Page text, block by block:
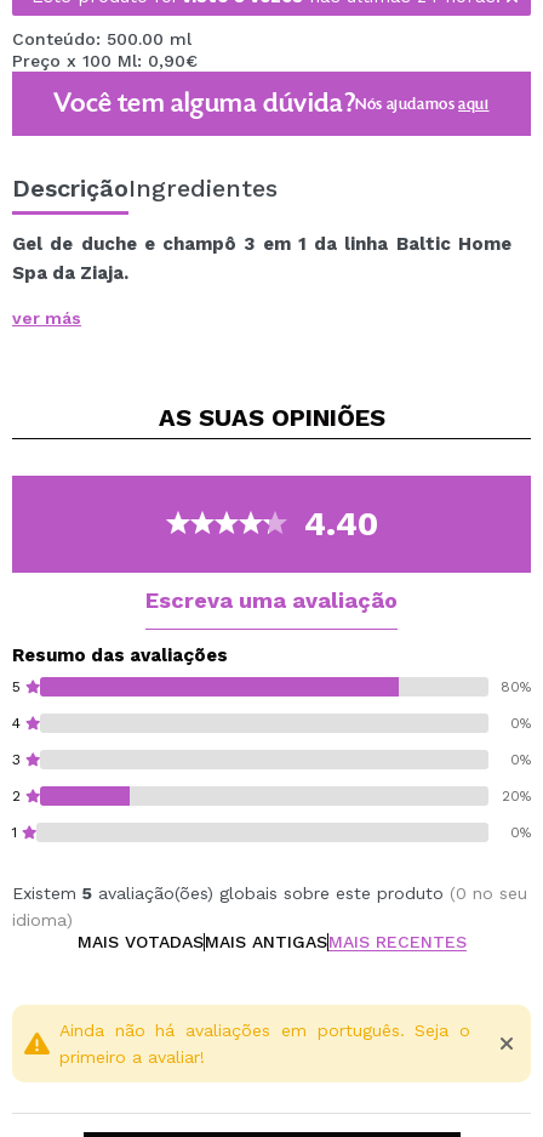
Conteúdo: 500.00 ml
Preço x 100 Ml: 0,90€
Você tem alguma dúvida?Nós ajudamosaqui
DescriçãoIngredientes
Gel de duche e champô 3 em 1 da linha Baltic Home
Spa da Ziaja.
Limpa suavemente a pele e o cabelo, deixando uma
Sua formulação micelar contém damasco japonês,
hidratação e nutrição à pele.
através deste link.
ver más
AS SUAS OPINIÕES
4.40
Escreva uma avaliação
Resumo das avaliações
5 80%
4 0%
3 0%
2 20%
1 0%
Existem 5 avaliação(ões) globais sobre este produto (0 no seu
idioma)
MAIS VOTADASMAIS ANTIGASMAIS RECENTES
Ainda não há avaliações em português. Seja o
primeiro a avaliar!